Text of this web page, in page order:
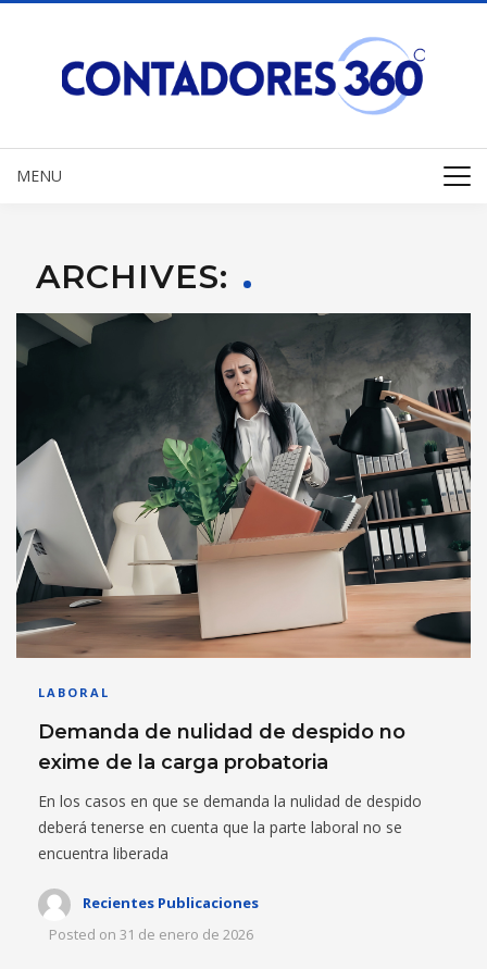
MENU
ARCHIVES:
LABORAL
Demanda de nulidad de despido no
exime de la carga probatoria
En los casos en que se demanda la nulidad de despido
deberá tenerse en cuenta que la parte laboral no se
encuentra liberada
Recientes Publicaciones
Posted on 31 de enero de 2026